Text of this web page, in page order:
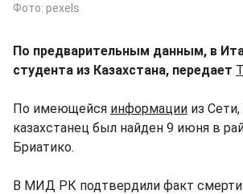
Фото: pexels
По предварительным данным, в
студента из Казахстана, передает
По имеющейся информации из
казахстанец был найден 9 июня в
Бриатико.
В МИД РК подтвердили факт